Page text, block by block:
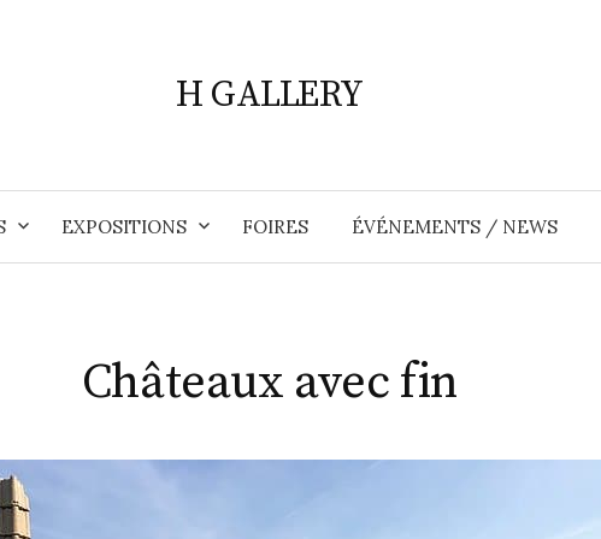
H GALLERY
EXPOSITIONS FOIRES ÉVÉNEMENTS / NEWS
Châteaux avec fin